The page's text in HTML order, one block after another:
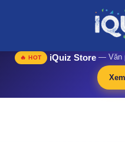
website@stop Tổng hợp Giáo
🔥 HOT iQuiz Store — Văn